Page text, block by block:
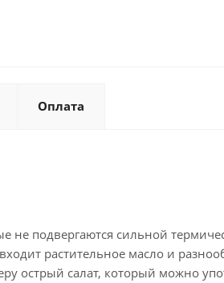
Оплата
не подвергаются сильной
растительное масло и
салат, который можно